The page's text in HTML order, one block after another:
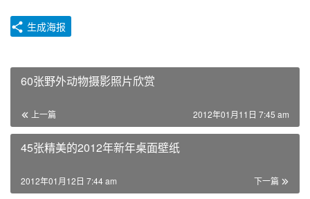
生成海报
60张野外动物摄影照片欣赏
上一篇 2012年01月11日 7:45 am
45张精美的2012年新年桌面壁纸
下一篇
2012年01月12日 7:44 am